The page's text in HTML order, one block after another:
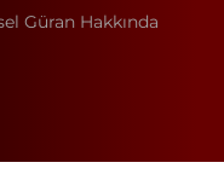
Güran Hakkında